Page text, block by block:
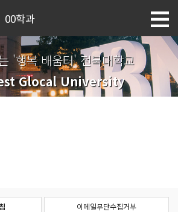
00학과
'행복 배움터' 전북대학교
Glocal University
이메일무단수집거부